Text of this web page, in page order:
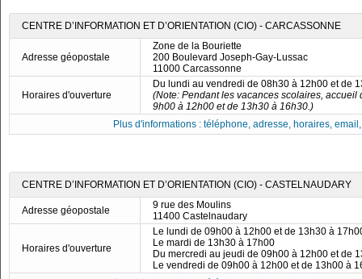
CENTRE D’INFORMATION ET D’ORIENTATION (CIO) - CARCASSONNE
Adresse géopostale
Zone de la Bouriette
200 Boulevard Joseph-Gay-Lussac
11000 Carcassonne
Horaires d'ouverture
Du lundi au vendredi de 08h30 à 12h00 et de
(Note: Pendant les vacances scolaires,
9h00 à 12h00 et de 13h30 à 16h30.)
Plus d'informations : téléphone, adresse, horaires,
CENTRE D’INFORMATION ET D’ORIENTATION (CIO) - CASTELNAUDARY
Adresse géopostale
9 rue des Moulins
11400 Castelnaudary
Horaires d'ouverture
Le lundi de 09h00 à 12h00 et de 13h30 à
Le mardi de 13h30 à 17h00
Du mercredi au jeudi de 09h00 à 12h00 et de
Le vendredi de 09h00 à 12h00 et de 13h00 à